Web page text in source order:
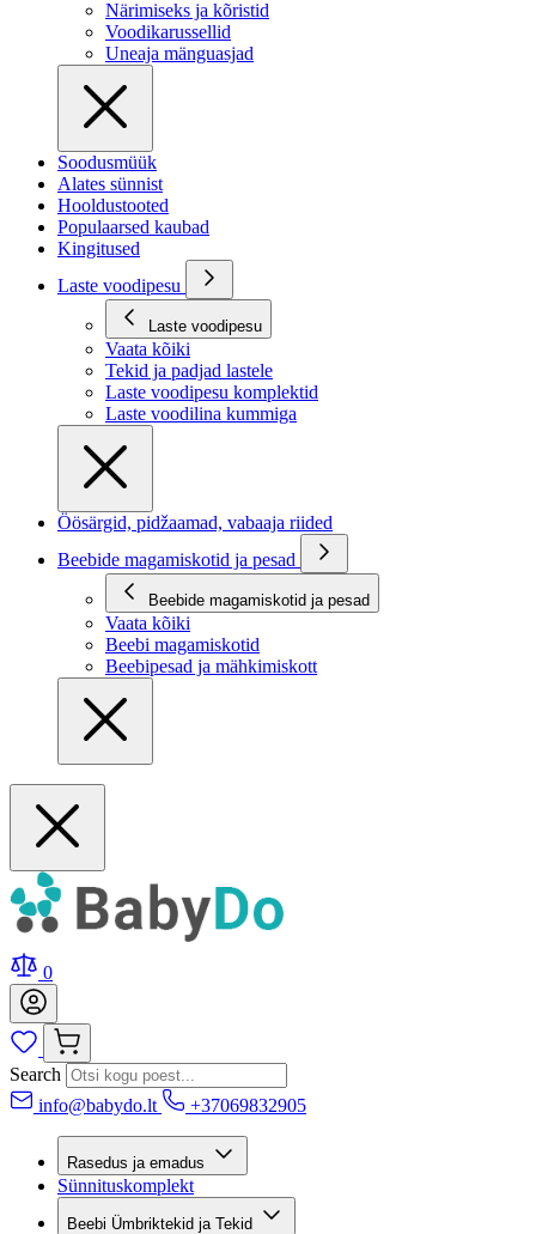
Närimiseks ja kõristid
Voodikarussellid
Uneaja mänguasjad
Soodusmüük
Alates sünnist
Hooldustooted
Populaarsed kaubad
Kingitused
Laste voodipesu
Laste voodipesu
Vaata kõiki
Tekid ja padjad lastele
Laste voodipesu komplektid
Laste voodilina kummiga
Öösärgid, pidžaamad, vabaaja riided
Beebide magamiskotid ja pesad
Beebide magamiskotid ja pesad
Vaata kõiki
Beebi magamiskotid
Beebipesad ja mähkimiskott
0
Search
info@babydo.lt
+37069832905
Rasedus ja emadus
Sünnituskomplekt
Beebi Ümbriktekid ja Tekid